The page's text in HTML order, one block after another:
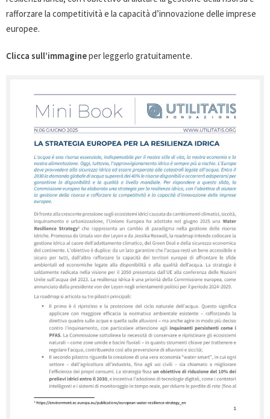
rafforzare la competitività e la capacità d’innovazione delle imprese
europee.
Clicca sull’immagineper leggerlo gratuitamente.